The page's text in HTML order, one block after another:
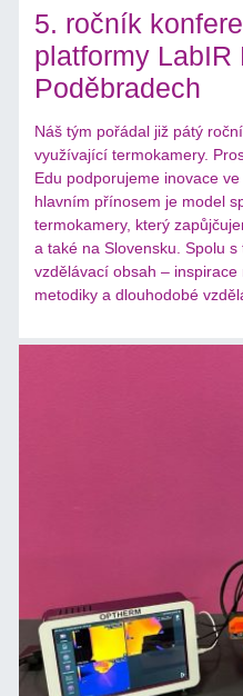
5. ročník
platformy
Poděbradech
Náš tým pořádal již pátý
využívající termokamery.
Edu podporujeme inovace
hlavním přínosem je model
termokamery, který
a také na Slovensku. Spolu
vzdělávací obsah –
metodiky a dlouhodobé